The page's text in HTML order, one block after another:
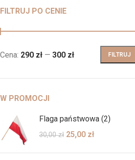
FILTRUJ PO CENIE
FILTRUJ
Cena: 290 zł — 300 zł
W PROMOCJI
Flaga państwowa (2)
30,00zł 25,00 zł